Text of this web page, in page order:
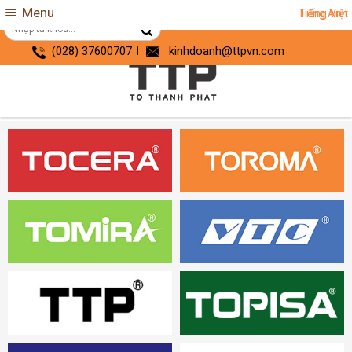
(028) 37600707 kinhdoanh@ttpvn.com
Menu Tiếng Việt
Tiếng Anh